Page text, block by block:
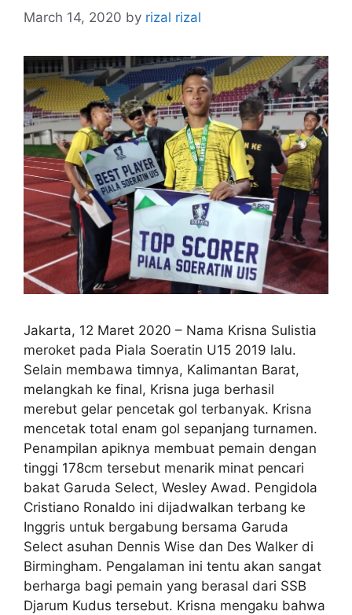
March 14, 2020 by rizal rizal
Jakarta, 12 Maret 2020 – Nama Krisna Sulistia
meroket pada Piala Soeratin U15 2019 lalu.
Selain membawa timnya, Kalimantan Barat,
melangkah ke final, Krisna juga berhasil
merebut gelar pencetak gol terbanyak. Krisna
mencetak total enam gol sepanjang turnamen.
Penampilan apiknya membuat pemain dengan
tinggi 178cm tersebut menarik minat pencari
bakat Garuda Select, Wesley Awad. Pengidola
Cristiano Ronaldo ini dijadwalkan terbang ke
Inggris untuk bergabung bersama Garuda
Select asuhan Dennis Wise dan Des Walker di
Birmingham. Pengalaman ini tentu akan sangat
berharga bagi pemain yang berasal dari SSB
Djarum Kudus tersebut. Krisna mengaku bahwa